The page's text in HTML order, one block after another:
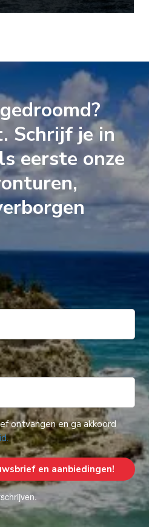
Schrijf je in
eerste onze
ontvangen en ga akkoord